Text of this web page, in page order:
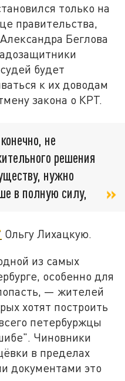
только на
правительства,
Беглова
будет
к их доводам
закона о КРТ.
не
решения
нужно
в полную силу,
Ольгу Лихацкую.
из самых
особенно для
— жителей
хотят построить
петербуржцы
Чиновники
в пределах
документами это